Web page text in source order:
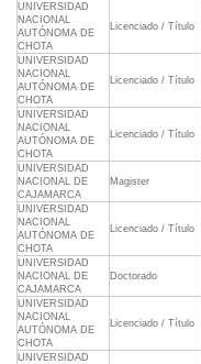
UNIVERSIDAD
NACIONAL
AUTÓNOMA DE
CHOTA
Licenciado / Título
UNIVERSIDAD
NACIONAL
AUTÓNOMA DE
CHOTA
Licenciado / Título
UNIVERSIDAD
NACIONAL
AUTÓNOMA DE
CHOTA
Licenciado / Título
UNIVERSIDAD
NACIONAL DE
CAJAMARCA
Magister
UNIVERSIDAD
NACIONAL
AUTÓNOMA DE
CHOTA
Licenciado / Título
UNIVERSIDAD
NACIONAL DE
CAJAMARCA
Doctorado
UNIVERSIDAD
NACIONAL
AUTÓNOMA DE
CHOTA
Licenciado / Título
UNIVERSIDAD